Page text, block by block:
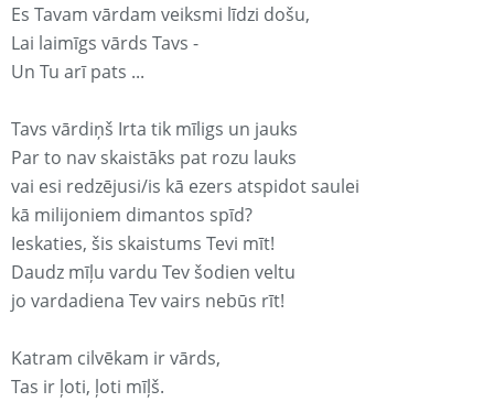
Es Tavam vārdam veiksmi līdzi došu,
Lai laimīgs vārds Tavs -
Un Tu arī pats ...
Tavs vārdiņš Irta tik mīligs un jauks
Par to nav skaistāks pat rozu lauks
vai esi redzējusi/is kā ezers atspidot saulei
kā milijoniem dimantos spīd?
Ieskaties, šis skaistums Tevi mīt!
Daudz mīļu vardu Tev šodien veltu
jo vardadiena Tev vairs nebūs rīt!
Katram cilvēkam ir vārds,
Tas ir ļoti, ļoti mīļš.